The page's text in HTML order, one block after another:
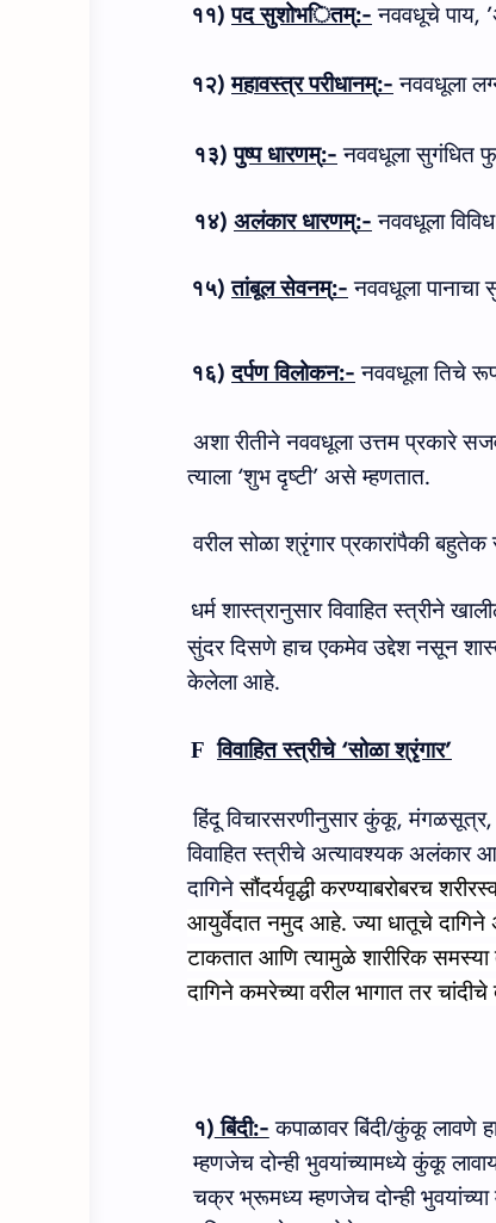
११)पद सुशोभितम्:- नववधूचे पाय, ’
१२)महावस्त्र परीधानम्:- नववधूला
१३)पुष्प धारणम्:- नववधूला सुगंधित
१४) अलंकार धारणम्:- नववधूला
१५)तांबूल सेवनम्:- नववधूला पानाचा
१६) दर्पण विलोकन:- नववधूला तिचे
अशा रीतीने नववधूला उत्तम प्रकारे
त्याला‘शुभ दृष्टी’ असे म्हणतात.
वरील सोळा श्रृंगार प्रकारांपैकी बहुतेक
धर्म शास्‍त्रानुसार विवाहित स्त्रीने
सुंदर दिसणे हाच एकमेव उद्देश नसून
केलेला आहे.
F विवाहित स्त्रीचे‘सोळा श्रृंगार’
हिंदू विचारसरणीनुसार कुंकू, मंगळसूत्र,
विवाहित स्त्रीचे अत्यावश्यक अलंकार
दागिनेसौंदर्यवृद्धी करण्याबरोबरच
आयुर्वेदात नमुद आहे. ज्या धातूचे दागिने
टाकतात आणि त्यामुळे शारीरिक
दागिने कमरेच्या वरील भागात तर
१) बिंदी:- कपाळावर बिंदी/कुंकू लावणे हा
म्हणजेच दोन्ही भुवयांच्यामध्ये कुंकू
चक्र भ्रूमध्य म्हणजेच दोन्ही